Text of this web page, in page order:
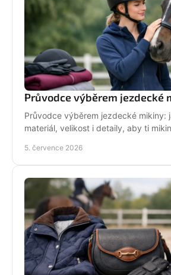
Průvodce výběrem jezdecké
Průvodce výběrem jezdecké mikiny:
materiál, velikost i detaily, aby ti
5. července 2026